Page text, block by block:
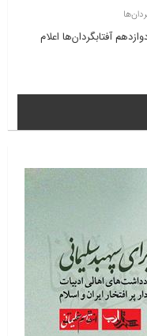
آفتابگردان‌ها اعلام